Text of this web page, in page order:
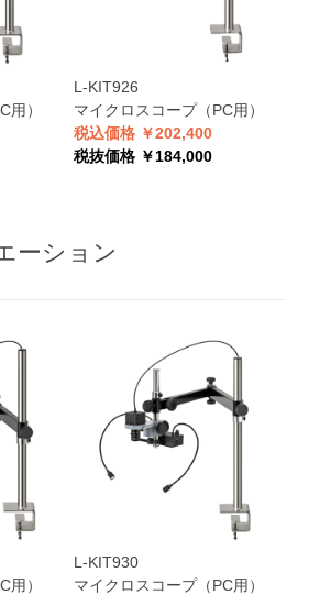
用）
L-KIT926
マイクロスコープ（PC用）
税込価格 ￥202,400
税抜価格 ￥184,000
ーション
用）
L-KIT930
マイクロスコープ（PC用）